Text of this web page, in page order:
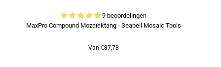
9 beoordelingen
MaxPro Compound Mozaïektang - Seabell Mosaic Tools
Van €87,78